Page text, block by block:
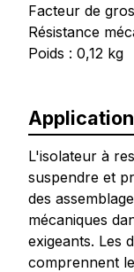
Facteur de
Résistance
Poids : 0,12 kg
L'isolateur à
suspendre et
des
mécaniques
exigeants. Les
comprennent